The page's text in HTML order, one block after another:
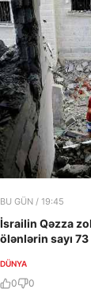
BU GÜN / 19:45
İsrailin Qəzza
ölənlərin sayı
DÜNYA
0 0